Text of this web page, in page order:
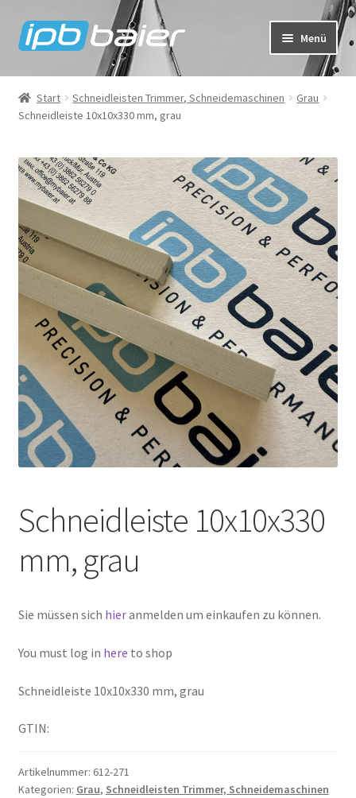
Zur
Navigation
Zum
Inhalt
Menü
Mein Konto
Warenkorb
Kasse
IPB Baier Onlineshop
FAQ
Start Schneidleisten Trimmer, Schneidemaschinen
Grau
Schneidleiste 10x10x330 mm, grau
Schneidleiste 10x10x330
mm, grau
Sie müssen sich hieranmelden um einkaufen zu können.
You must log in here to shop
Schneidleiste 10x10x330 mm, grau
GTIN:
Artikelnummer: 612-271
Kategorien: Grau, Schneidleisten Trimmer, Schneidemaschinen